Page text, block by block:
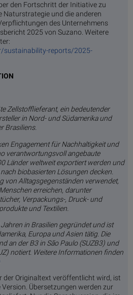
den Fortschritt der Initiative zu
Naturstrategie und die anderen
des Unternehmens
2025 von Suzano. Weitere
sustainability-reports/2025-
Zellstofflieferant, ein bedeutender
in Nord- und Südamerika und
Brasiliens.
Engagement für Nachhaltigkeit und
verantwortungsvoll angebaute
Länder weltweit exportiert werden und
biobasierten Lösungen decken.
von Alltagsgegenständen verwendet,
erreichen, darunter
Verpackungs-, Druck- und
und Textilien.
in Brasilien gegründet und ist
Europa und Asien tätig. Die
an der B3 in São Paulo (SUZB3) und
notiert. Weitere Informationen finden
der Originaltext veröffentlicht wird, ist
Übersetzungen werden zur